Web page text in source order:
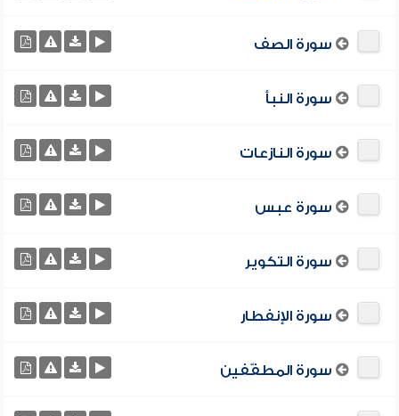
سورة الصف
سورة النبأ
سورة النازعات
سورة عبس
سورة التكوير
سورة الإنفطار
سورة المطفّفين